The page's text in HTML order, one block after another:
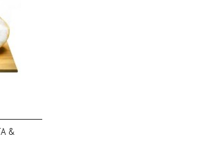
&